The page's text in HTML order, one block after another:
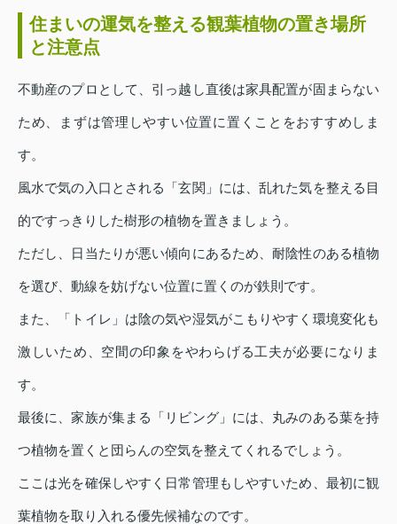
住まいの運気を整える観葉植物の置き場所
と注意点
不動産のプロとして、引っ越し直後は家具配置が固まらない
ため、まずは管理しやすい位置に置くことをおすすめしま
す。
風水で気の入口とされる「玄関」には、乱れた気を整える目
的ですっきりした樹形の植物を置きましょう。
ただし、日当たりが悪い傾向にあるため、耐陰性のある植物
を選び、動線を妨げない位置に置くのが鉄則です。
また、「トイレ」は陰の気や湿気がこもりやすく環境変化も
激しいため、空間の印象をやわらげる工夫が必要になりま
す。
最後に、家族が集まる「リビング」には、丸みのある葉を持
つ植物を置くと団らんの空気を整えてくれるでしょう。
ここは光を確保しやすく日常管理もしやすいため、最初に観
葉植物を取り入れる優先候補なのです。